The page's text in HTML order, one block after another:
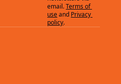
email.Terms of
useand Privacy
policy.